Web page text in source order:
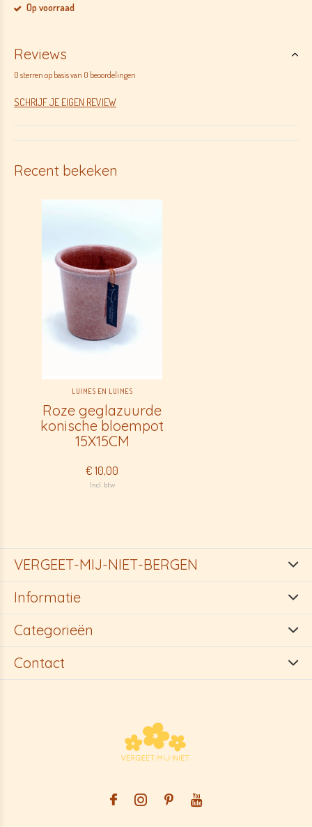
Op voorraad
Reviews
0 sterren op basis van 0 beoordelingen
SCHRIJF JE EIGEN REVIEW
Recent bekeken
LUIMES EN LUIMES
Roze geglazuurde
konische bloempot
15X15CM
€ 10,00
Incl. btw
VERGEET-MIJ-NIET-BERGEN
Informatie
Categorieën
Contact